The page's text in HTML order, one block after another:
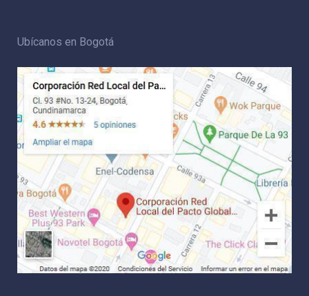
Ubícanos en Bogotá